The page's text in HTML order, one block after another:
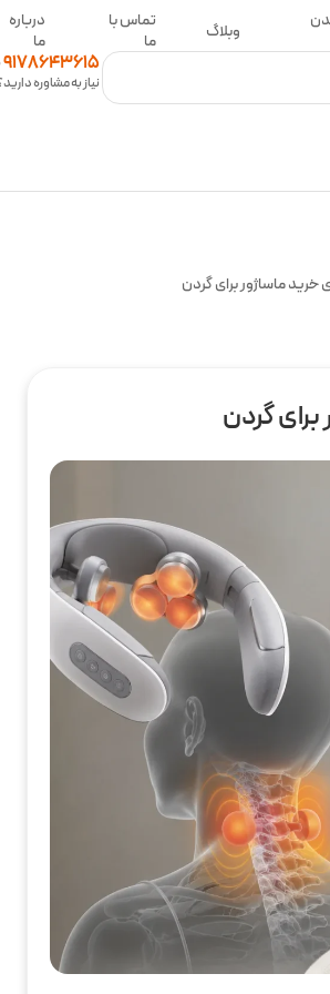
وبلاگ
تماس با
ما
درباره
ما
9178643615
نیاز به مشاوره
ماساژور برای گردن
گردن